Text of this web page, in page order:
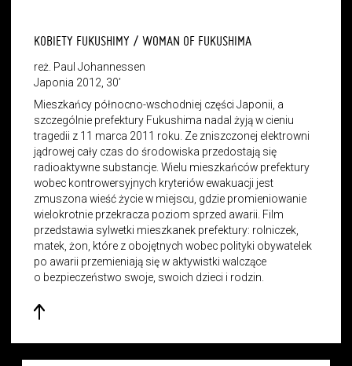
KOBIETY FUKUSHIMY / WOMAN OF FUKUSHIMA
reż. Paul Johannessen
Japonia 2012, 30’
Mieszkańcy północno-wschodniej części Japonii, a
szczególnie prefektury Fukushima nadal żyją w cieniu
tragedii z 11 marca 2011 roku. Ze zniszczonej elektrowni
jądrowej cały czas do środowiska przedostają się
radioaktywne substancje. Wielu mieszkańców prefektury
wobec kontrowersyjnych kryteriów ewakuacji jest
zmuszona wieść życie w miejscu, gdzie promieniowanie
wielokrotnie przekracza poziom sprzed awarii. Film
przedstawia sylwetki mieszkanek prefektury: rolniczek,
matek, żon, które z obojętnych wobec polityki obywatelek
po awarii przemieniają się w aktywistki walczące
o bezpieczeństwo swoje, swoich dzieci i rodzin.